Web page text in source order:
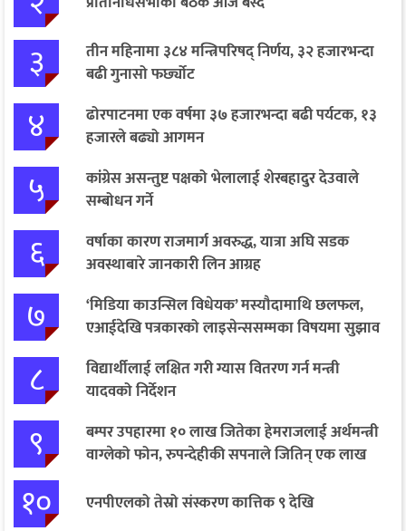
३
तीन महिनामा ३८४ मन्त्रिपरिषद् निर्णय, ३२ हजारभन्दा
बढी गुनासो फर्छ्योट
४
ढोरपाटनमा एक वर्षमा ३७ हजारभन्दा बढी पर्यटक, १३
हजारले बढ्यो आगमन
५
कांग्रेस असन्तुष्ट पक्षको भेलालाई शेरबहादुर देउवाले
सम्बोधन गर्ने
६
वर्षाका कारण राजमार्ग अवरुद्ध, यात्रा अघि सडक
अवस्थाबारे जानकारी लिन आग्रह
७
‘मिडिया काउन्सिल विधेयक’ मस्यौदामाथि छलफल,
एआईदेखि पत्रकारको लाइसेन्ससम्मका विषयमा सुझाव
८
विद्यार्थीलाई लक्षित गरी ग्यास वितरण गर्न मन्त्री
यादवको निर्देशन
९
बम्पर उपहारमा १० लाख जितेका हेमराजलाई अर्थमन्त्री
वाग्लेको फोन, रुपन्देहीकी सपनाले जितिन् एक लाख
१० एनपीएलको तेस्रो संस्करण कात्तिक ९ देखि